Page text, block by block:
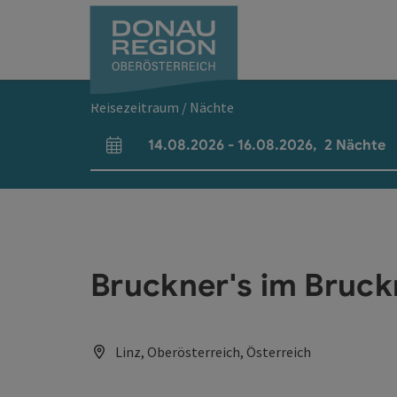
Reisezeitraum / Nächte
An- und Abreisefelder
14.08.2026 - 16.08.2026, 2 Nächte
Bruckner's im
Linz, Oberösterreich, Österreich